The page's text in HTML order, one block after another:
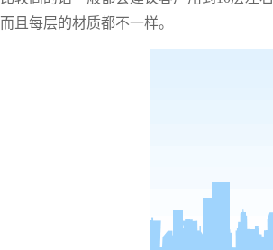
而且每层的材质都不一样。